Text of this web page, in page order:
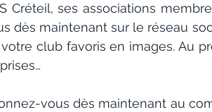
Créteil, ses associations
dès maintenant sur le réseau
club favoris en images. Au
vous dès maintenant au